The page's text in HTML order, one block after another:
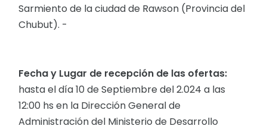
Sarmiento de la ciudad de Rawson (Provincia del
Chubut). -
Fecha y Lugar de recepción de las ofertas:
hasta el día 10 de Septiembre del 2.024 a las
12:00 hs en la Dirección General de
Administración del Ministerio de Desarrollo